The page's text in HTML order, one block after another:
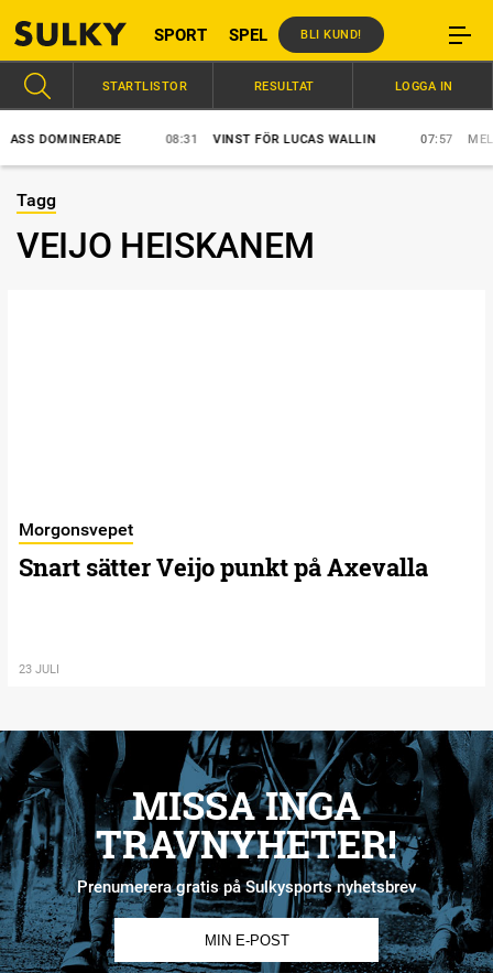
SPORT SPEL BLI KUND!
DOMINERADE 08:31 VINST FÖR LUCAS WALLIN 07:57
STARTLISTOR RESULTAT LOGGA IN
Tagg
VEIJO HEISKANEM
Morgonsvepet
Snart sätter Veijo punkt på Axevalla
23 JULI
MISSA INGA
TRAVNYHETER!
Prenumerera gratis på Sulkysports nyhetsbrev